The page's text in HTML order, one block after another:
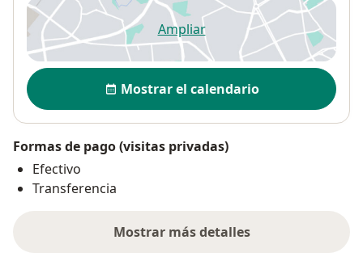
Ampliarse abre en una nueva
Disponibilidad
Mostrar el calendario
Formas de pago (visitas privadas)
Efectivo
Transferencia
Mostrar más detalles
sobre la dirección